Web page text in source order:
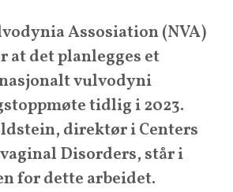
Assosiation (NVA)
at det planlegges et
vulvodyni
tidlig i 2023.
direktør i Centers
Disorders, står i
for dette arbeidet.